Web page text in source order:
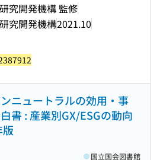
究開発機構 監修
究開発機構2021.10
ニュートラルの効用・事
書 : 産業別GX/ESGの動向
国立国会図書館